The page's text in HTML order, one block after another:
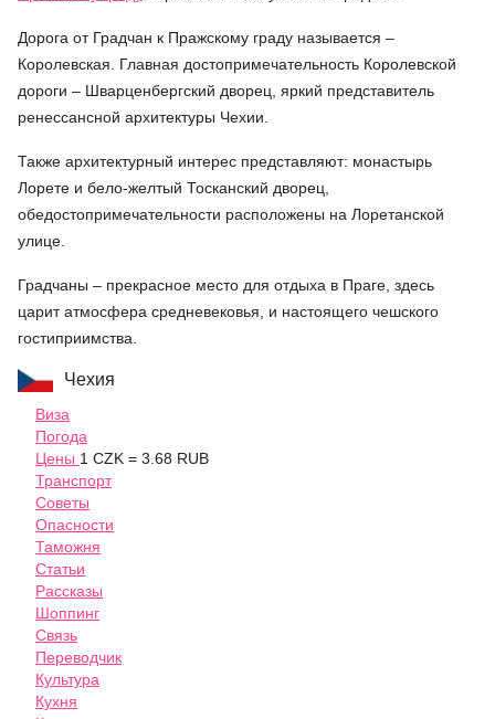
Дорога от Градчан к Пражскому граду называется –
Королевская. Главная достопримечательность Королевской
дороги – Шварценбергский дворец, яркий представитель
ренессансной архитектуры Чехии.
Также архитектурный интерес представляют: монастырь
Лорете и бело-желтый Тосканский дворец,
обедостопримечательности расположены на Лоретанской
улице.
Градчаны – прекрасное место для отдыха в Праге, здесь
царит атмосфера средневековья, и настоящего чешского
гостиприимства.
Чехия
Виза
Погода
Цены 1 CZK = 3.68 RUB
Транспорт
Советы
Опасности
Таможня
Статьи
Рассказы
Шоппинг
Связь
Переводчик
Культура
Кухня